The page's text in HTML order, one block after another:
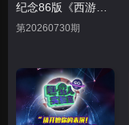
纪念86版《西游记》播出四十周年文艺晚会
第20260730期